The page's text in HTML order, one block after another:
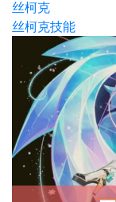
丝柯克
丝柯克技能